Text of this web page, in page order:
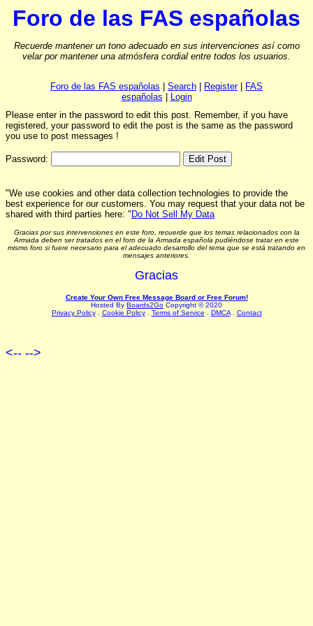
Foro de las FAS españolas
Recuerde mantener un tono adecuado en sus intervenciones así como
velar por mantener una atmósfera cordial entre todos los usuarios.
Foro de las FAS españolas Search Register|
FAS
españolas
Login
Please enter in the password to edit this post. Remember, if you have
registered, your password to edit the post is the same as the password
you use to post messages !
Password:
"We use cookies and other data collection technologies to provide the
best experience for our customers. You may request that your data not be
shared with third parties here: " Do Not Sell My Data
Gracias por sus intervenciones en este foro, recuerde que los temas relacionados con la
Armada deben ser tratados en el foro de la Armada española pudiéndose tratar en este
mismo foro si fuere necesario para el adecuado desarrollo del tema que se está tratando en
mensajes anteriores.
Gracias
Create Your Own Free Message Board or Free Forum!
Hosted By Boards2Go Copyright © 2020
Privacy Policy. Cookie Policy. Terms of Service DMCA. Contact
<-- -->